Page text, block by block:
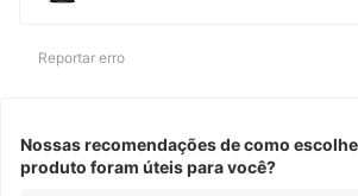
Reportar erro
Nossas recomendações de como
produto foram úteis para você?